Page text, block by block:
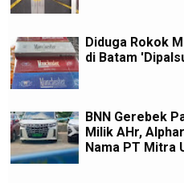
Diduga Rokok
di Batam
BNN Gerebek
Milik AHr,
Nama PT Mitra